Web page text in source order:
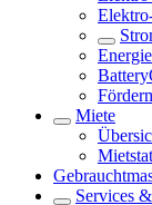
Miete
Services